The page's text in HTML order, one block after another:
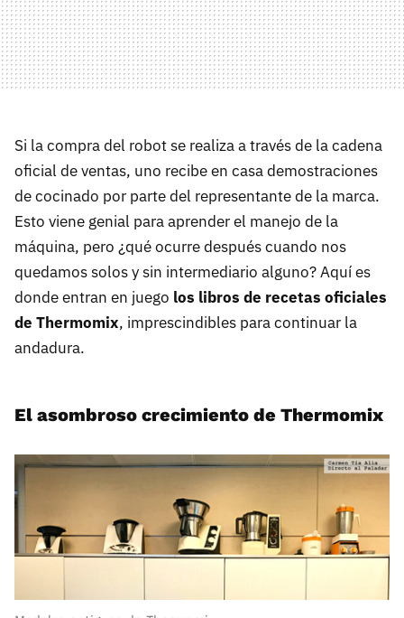
Si la compra del robot se realiza a través de la cadena
oficial de ventas, uno recibe en casa demostraciones
de cocinado por parte del representante de la marca.
Esto viene genial para aprender el manejo de la
máquina, pero ¿qué ocurre después cuando nos
quedamos solos y sin intermediario alguno? Aquí es
donde entran en juego los libros de recetas oficiales
de Thermomix, imprescindibles para continuar la
andadura.
El asombroso crecimiento de Thermomix